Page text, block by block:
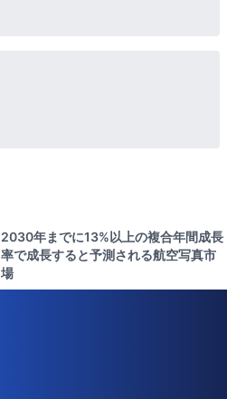
2030年までに13%以上の複合年間成長
率で成長すると予測される航空写真市
場